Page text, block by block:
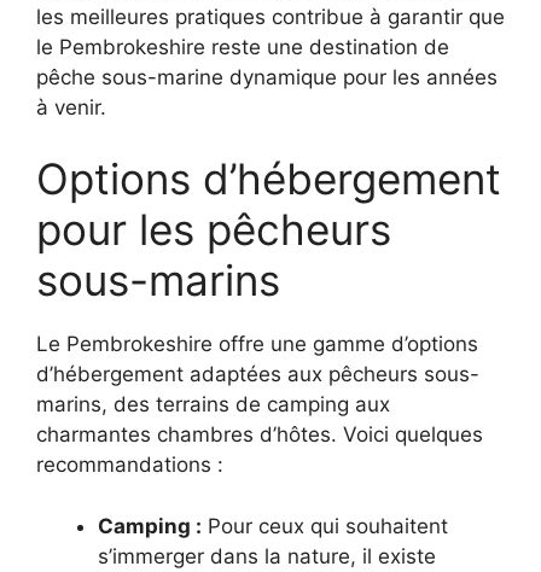
les meilleures pratiques contribue à garantir que
le Pembrokeshire reste une destination de
pêche sous-marine dynamique pour les années
à venir.
Options d’hébergement
pour les pêcheurs
sous-marins
Le Pembrokeshire offre une gamme d’options
d’hébergement adaptées aux pêcheurs sous-
marins, des terrains de camping aux
charmantes chambres d’hôtes. Voici quelques
recommandations :
Camping : Pour ceux qui souhaitent
s’immerger dans la nature, il existe